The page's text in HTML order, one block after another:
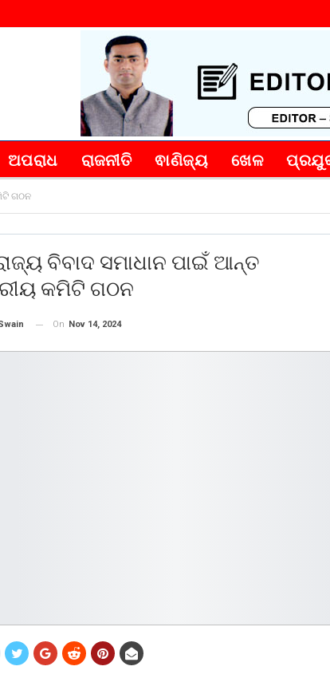
ଅପରାଧ ରାଜନୀତି ଵାଣିଜ୍ୟ ଖେଳ
ଗଠନ
ବିବାଦ ସମାଧାନ ପାଇଁ ଆନ୍ତ
କମିଟି ଗଠନ
On Nov 14, 2024